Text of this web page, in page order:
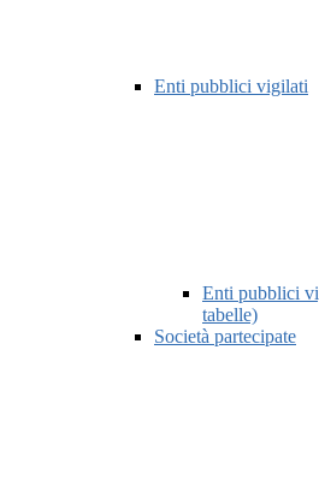
Enti pubblici vigilati
Enti pubblici
tabelle)
Società partecipate